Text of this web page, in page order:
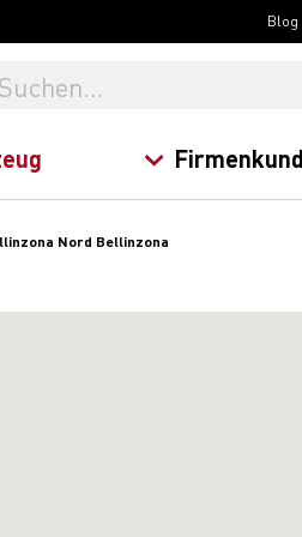
Blog
Nord Bellinzona